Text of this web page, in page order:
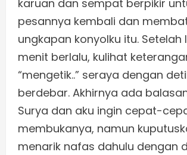
karuan dan sempat berpikir
pesannya kembali dan
ungkapan konyolku itu. Setelah
menit berlalu, kulihat
“mengetik..” seraya dengan
berdebar. Akhirnya ada
Surya dan aku ingin cepat-
membukanya, namun
menarik nafas dahulu dengan